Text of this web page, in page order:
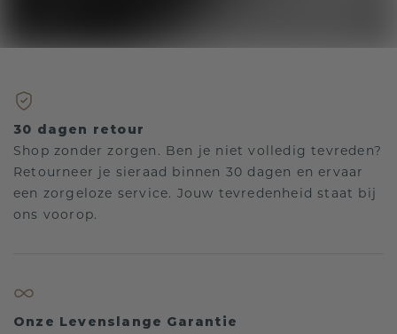
30 dagen retour
Shop zonder zorgen. Ben je niet volledig tevreden?
Retourneer je sieraad binnen 30 dagen en ervaar
een zorgeloze service. Jouw tevredenheid staat bij
ons voorop.
Onze Levenslange Garantie